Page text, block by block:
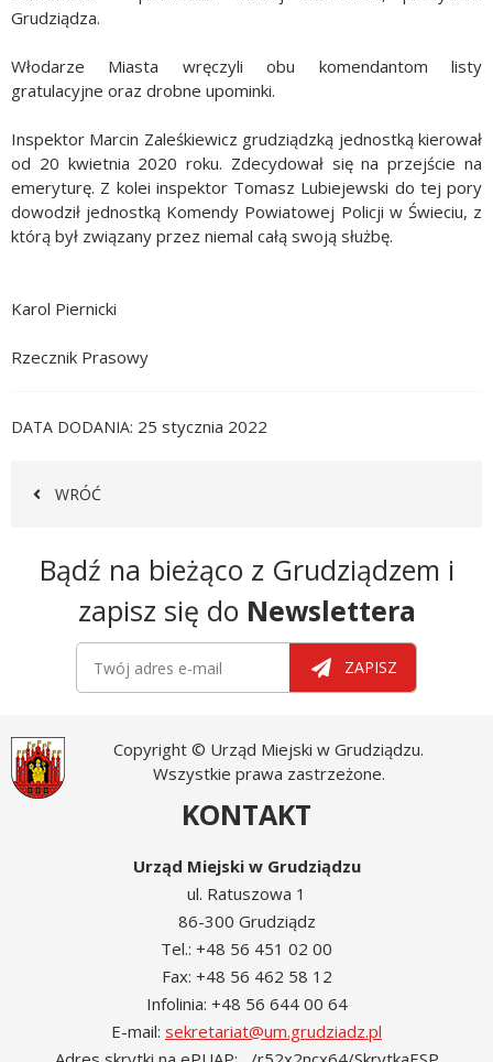
Grudziądza.
Włodarze Miasta wręczyli obu komendantom listy
gratulacyjne oraz drobne upominki.
Inspektor Marcin Zaleśkiewicz grudziądzką jednostką kierował
od 20 kwietnia 2020 roku. Zdecydował się na przejście na
emeryturę. Z kolei inspektor Tomasz Lubiejewski do tej pory
dowodził jednostką Komendy Powiatowej Policji w Świeciu, z
którą był związany przez niemal całą swoją służbę.
Karol Piernicki
Rzecznik Prasowy
DATA DODANIA 25 stycznia 2022
WRÓĆ
Newsletter
Bądź na bieżąco z Grudziądzem i
zapisz się do Newslettera
ZAPISZ
Copyright © Urząd Miejski w Grudziądzu.
Wszystkie prawa zastrzeżone.
KONTAKT
Urząd Miejski w Grudziądzu
ul. Ratuszowa 1
86-300 Grudziądz
Tel.: +48 56 451 02 00
Fax: +48 56 462 58 12
Infolinia: +48 56 644 00 64
E-mail: sekretariat@um.grudziadz.pl